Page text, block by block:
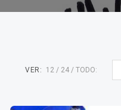
VER: 12 24 TODO: